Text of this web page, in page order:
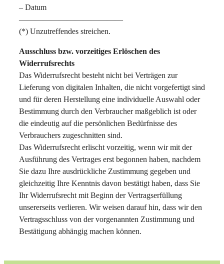
– Datum
—————————————
(*) Unzutreffendes streichen.
Ausschluss bzw. vorzeitiges Erlöschen des
Widerrufsrechts
Das Widerrufsrecht besteht nicht bei Verträgen zur
Lieferung von digitalen Inhalten, die nicht vorgefertigt sind
und für deren Herstellung eine individuelle Auswahl oder
Bestimmung durch den Verbraucher maßgeblich ist oder
die eindeutig auf die persönlichen Bedürfnisse des
Verbrauchers zugeschnitten sind.
Das Widerrufsrecht erlischt vorzeitig, wenn wir mit der
Ausführung des Vertrages erst begonnen haben, nachdem
Sie dazu Ihre ausdrückliche Zustimmung gegeben und
gleichzeitig Ihre Kenntnis davon bestätigt haben, dass Sie
Ihr Widerrufsrecht mit Beginn der Vertragserfüllung
unsererseits verlieren. Wir weisen darauf hin, dass wir den
Vertragsschluss von der vorgenannten Zustimmung und
Bestätigung abhängig machen können.